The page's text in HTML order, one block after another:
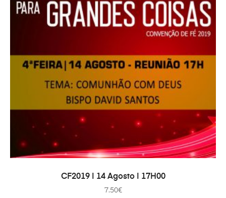
ADAUGĂ ÎN COȘ
CF2019 | 14 Agosto | 17H00
7.50€